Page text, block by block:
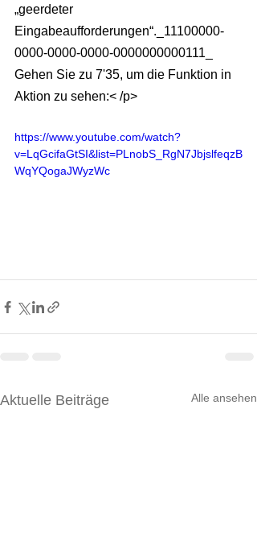
„geerdeter
Eingabeaufforderungen“._11100000-
0000-0000-0000-0000000000111_
Gehen Sie zu 7'35, um die Funktion in
Aktion zu sehen:< /p>
https://www.youtube.com/watch?
v=LqGcifaGtSI&list=PLnobS_RgN7JbjslfeqzB
WqYQogaJWyzWc
Aktuelle Beiträge Alle ansehen